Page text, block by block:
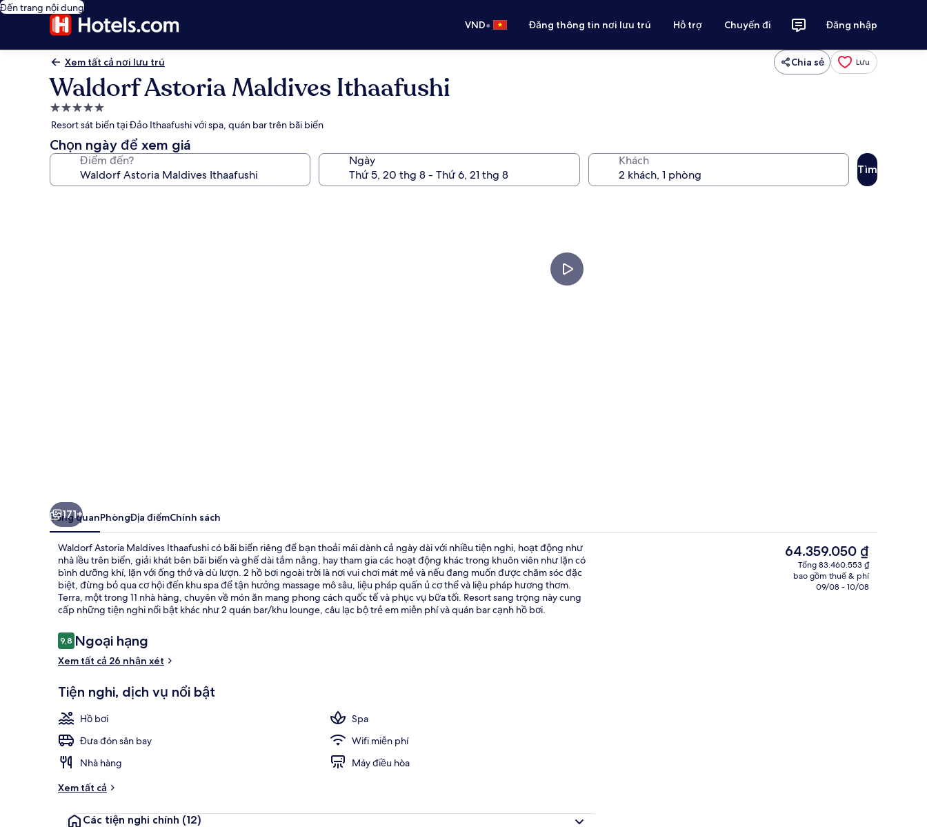
Đến trang nội dung
VND• Đăng thông tin nơi lưu trú Hỗ trợ Chuyến đi Đăng nhập
Xem tất cả nơi lưu trú Chia sẻ Lưu
Waldorf Astoria Maldives Ithaafushi
Nơi
lưu
trú
5.0
Resort sát biển tại Đảo Ithaafushi với spa, quán bar trên bãi biển
Chọn ngày để xem giá
Điểm đến? Ngày Khách
Tìm
Biệt thự, 2 phòng ngủ, quang cảnh biển, nổi | Quang cảnh biển
Ngoại thất
171+
Tổng quanPhòngĐịa điểmChính sách
Waldorf Astoria Maldives Ithaafushi có bãi biển riêng để bạn thoải mái dành cả ngày dài với nhiều tiện nghi, hoạt động như
nhà lều trên biển, giải khát bên bãi biển và ghế dài tắm nắng, hay tham gia các hoạt động khác trong khuôn viên như lặn có
bình dưỡng khí, lặn với ống thở và dù lượn. 2 hồ bơi ngoài trời là nơi vui chơi mát mẻ và nếu đang muốn được chăm sóc đặc
biệt, đừng bỏ qua cơ hội đến khu spa để tận hưởng massage mô sâu, liệu pháp quấn ủ cơ thể và liệu pháp hương thơm.
Terra, một trong 11 nhà hàng, chuyên về món ăn mang phong cách quốc tế và phục vụ bữa tối. Resort sang trọng này cung
cấp những tiện nghi nổi bật khác như 2 quán bar/khu lounge, câu lạc bộ trẻ em miễn phí và quán bar cạnh hồ bơi.
Nhận
xét
9,89,8 trên 10,
Ngoại hạng
Xem tất cả 26 nhận xét
Tiện nghi, dịch vụ nổi bật
Hồ bơi
Spa
Đưa đón sân bay
Wifi miễn phí
Nhà hàng
Máy điều hòa
Xem tất cả
Các tiện nghi chính (12)
Giá
hiện
tại
64.359.050 ₫
Tổng 83.460.553 ₫
bao gồm thuế & phí
09/08 - 10/08